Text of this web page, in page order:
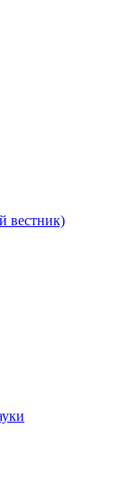
вестник)